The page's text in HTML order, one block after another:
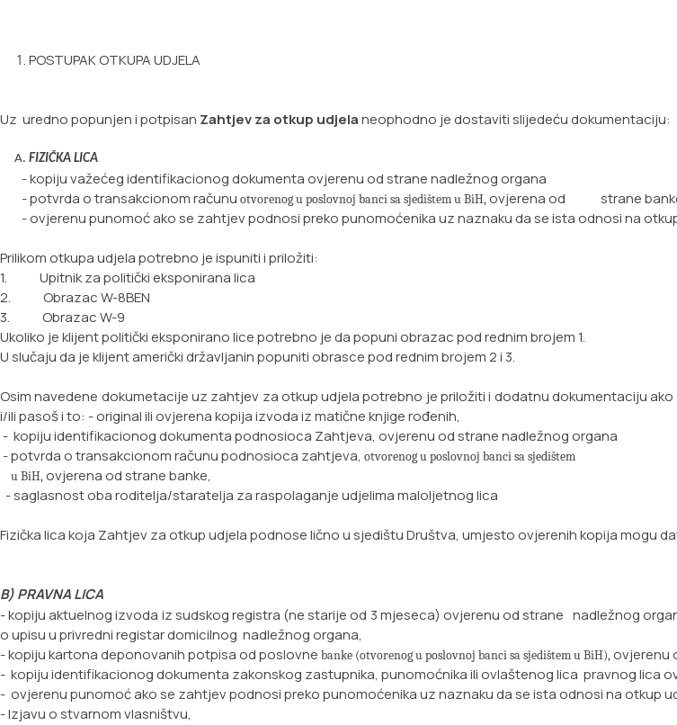
POSTUPAK OTKUPA UDJELA
Uz uredno popunjen i potpisan Zahtjev za otkup udjelaneophodno je dostaviti slijedeću dokumentaciju:
FIZIČKA LICA
- kopiju važećeg identifikacionog dokumenta ovjerenu od strane nadležnog organa
- potvrda o transakcionom računu otvorenog u poslovnoj banci sa sjedištem u BiH, ovjerena od strane
- ovjerenu punomoć ako se zahtjev podnosi preko punomoćenika uz naznaku da se ista odnosi na
Prilikom otkupa udjela potrebno je ispuniti i priložiti:
1. Upitnik za politički eksponirana lica
2. Obrazac W-8BEN
3. Obrazac W-9
Ukoliko je klijent politički eksponirano lice potrebno je da popuni obrazac pod rednim brojem 1.
U slučaju da je klijent američki državljanin popuniti obrasce pod rednim brojem 2 i 3.
Osim navedene dokumetacije uz zahtjev za otkup udjela potrebno je priložiti i dodatnu dokumentaciju
i/ili pasoš i to: - original ili ovjerena kopija izvoda iz matične knjige rođenih,
- kopiju identifikacionog dokumenta podnosioca Zahtjeva, ovjerenu od strane nadležnog organa
- potvrda o transakcionom računu podnosioca zahtjeva, otvorenog u poslovnoj banci sa sjedištem
u BiH, ovjerena od strane banke,
- saglasnost oba roditelja/staratelja za raspolaganje udjelima maloljetnog lica
Fizička lica koja Zahtjev za otkup udjela podnose lično u sjedištu Društva, umjesto ovjerenih kopija mogu
B) PRAVNA LICA
- kopiju aktuelnog izvoda iz sudskog registra (ne starije od 3 mjeseca) ovjerenu od strane nadležnog
o upisu u privredni registardomicilnog nadležnog organa,
- kopiju kartona deponovanih potpisa od poslovne banke (otvorenog u poslovnoj banci sa sjedištemu BiH), ovjerenu
- kopiju identifikacionog dokumenta zakonskog zastupnika, punomoćnika ili ovlaštenog lica pravnog lica
- ovjerenu punomoć ako se zahtjev podnosi preko punomoćenika uz naznaku da se ista odnosi na otkup
- Izjavu o stvarnom vlasništvu,